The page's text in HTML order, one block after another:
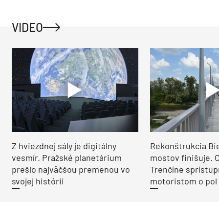
VIDEO
Z hviezdnej sály je digitálny
vesmír. Pražské planetárium
prešlo najväčšou premenou vo
svojej histórii
Rekonštrukcia
mostov finišuje.
Trenčíne
motoristom o pol